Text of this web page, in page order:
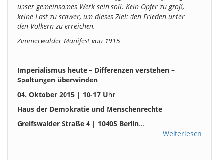
unser gemeinsames Werk sein soll. Kein Opfer zu groß,
keine Last zu schwer, um dieses Ziel: den Frieden unter
den Völkern zu erreichen.
Zimmerwalder Manifest von 1915
Imperialismus heute – Differenzen verstehen –
Spaltungen überwinden
04. Oktober 2015 | 10-17 Uhr
Haus der Demokratie und Menschenrechte
Greifswalder Straße 4 | 10405 Berlin…
Weiterlesen